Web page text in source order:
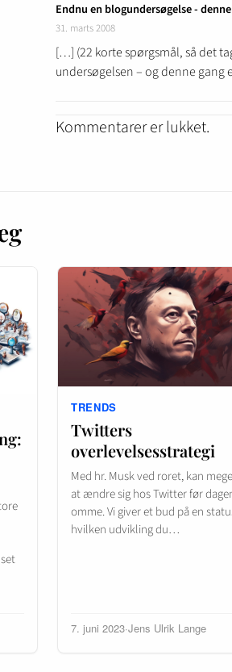
Endnu en blogundersøgelse -
31. marts 2008
[…] (22 korte spørgsmål, så det
undersøgelsen – og denne
Kommentarer er lukket.
TRENDS
Twitters
overlevelsesstrategi
Med hr. Musk ved roret, kan
at ændre sig hos Twitter før
omme. Vi giver et bud på en
hvilken udvikling du…
7. juni 2023·Jens Ulrik Lange